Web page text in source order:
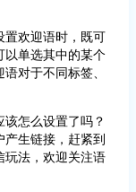
置欢迎语时，既可
以单选其中的某个
对于不同标签、
怎么设置了吗？
生链接，赶紧到
玩法，欢迎关注语